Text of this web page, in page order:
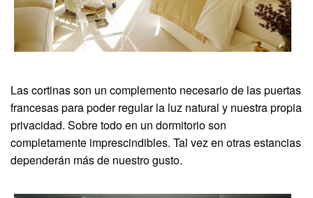
Las cortinas son un complemento necesario de las puertas
francesas para poder regular la luz natural y nuestra propia
privacidad. Sobre todo en un dormitorio son
completamente imprescindibles. Tal vez en otras estancias
dependerán más de nuestro gusto.